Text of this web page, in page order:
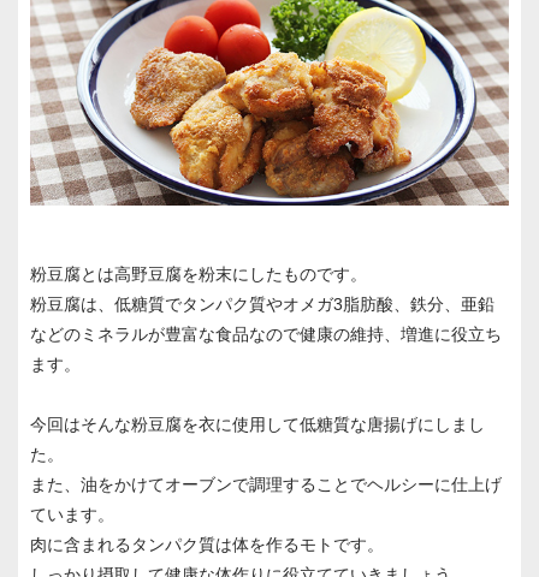
粉豆腐とは高野豆腐を粉末にしたものです。
粉豆腐は、低糖質でタンパク質やオメガ3脂肪酸、鉄分、亜鉛
などのミネラルが豊富な食品なので健康の維持、増進に役立ち
ます。
今回はそんな粉豆腐を衣に使用して低糖質な唐揚げにしまし
た。
また、油をかけてオーブンで調理することでヘルシーに仕上げ
ています。
肉に含まれるタンパク質は体を作るモトです。